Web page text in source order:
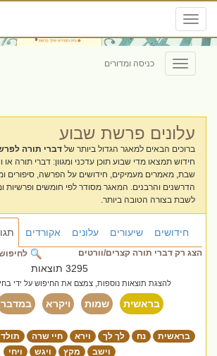
Toggle
navigation
Toggle
navigation
כניסה ומדורים
עלונים פרשת שבוע
ברוכים הבאים למאגר הגדול ביותר של דברי תורה
חידוש תמצאו מדי שבוע תוכן עדכני ומגוון: דברי תורה או
שבת, מאמרים מעמיקים, חידושים על הפרשה, סיפורים
הדרשנים והרבנים. המאגר מסודר לפי חומשים ופרשיות
לשבת בצורה הטובה ביותר.
חידושים שיעורים עלונים אקורדים
הצג רק דברי תורה קצרים/וורטים
3295 תוצאות
להצגת תוצאות נוספות, צמצם את החיפוש על ידי
בראשית שמות ויקרא במדבר
בראשית נח לך לך וירא חיי שרה
וישב
מקץ ויגש ויחי